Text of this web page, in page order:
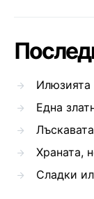
Илюзията
Една
Храната,
Сладки